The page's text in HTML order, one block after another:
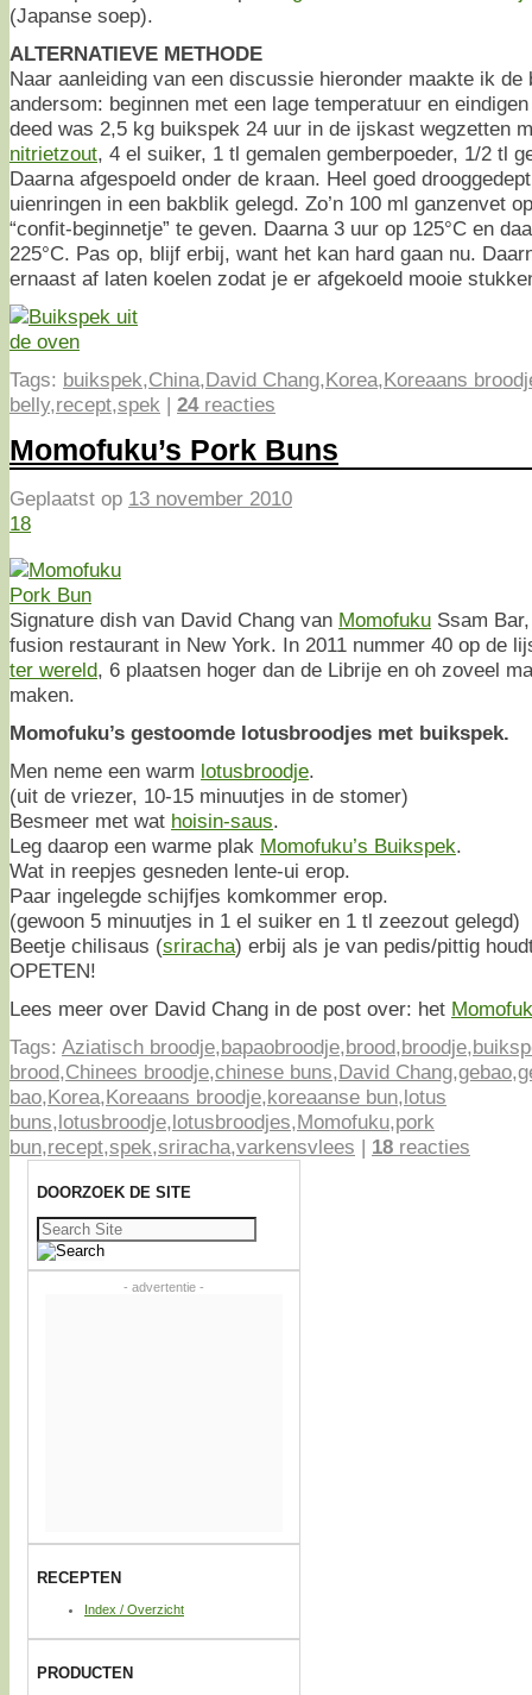
(Japanse soep).
ALTERNATIEVE METHODE
Naar aanleiding van een discussie hieronder maakte ik de
andersom: beginnen met een lage temperatuur en
deed was 2,5 kg buikspek 24 uur in de ijskast wegzetten
nitrietzout, 4 el suiker, 1 tl gemalen gemberpoeder, 1/2 tl
Daarna afgespoeld onder de kraan. Heel goed
uienringen in een bakblik gelegd. Zo’n 100 ml ganzenvet
“confit-beginnetje” te geven. Daarna 3 uur op 125°C en
225°C. Pas op, blijf erbij, want het kan hard gaan nu.
ernaast af laten koelen zodat je er afgekoeld mooie
Tags: buikspek,China,David Chang,Korea,Koreaans
belly,recept,spek | 24reacties
Momofuku’s Pork Buns
Geplaatst op 13 november 2010
18
Signature dish van David Chang van Momofuku Ssam
fusion restaurant in New York. In 2011 nummer 40 op de
ter wereld, 6 plaatsen hoger dan de Librije en oh zoveel
maken.
Momofuku’s gestoomde lotusbroodjes met buikspek.
Men neme een warm lotusbroodje.
(uit de vriezer, 10-15 minuutjes in de stomer)
Besmeer met wat hoisin-saus.
Leg daarop een warme plak Momofuku’s Buikspek.
Wat in reepjes gesneden lente-ui erop.
Paar ingelegde schijfjes komkommer erop.
(gewoon 5 minuutjes in 1 el suiker en 1 tl zeezout gelegd)
Beetje chilisaus (sriracha) erbij als je van pedis/pittig
OPETEN!
Lees meer over David Chang in de post over: het
Tags: Aziatisch broodje,bapaobroodje,brood,broodje,
brood,Chinees broodje,chinese buns,David Chang,gebao,
bao,Korea,Koreaans broodje,koreaanse bun,lotus
buns,lotusbroodje,lotusbroodjes,Momofuku,pork
bun,recept,spek,sriracha,varkensvlees | 18 reacties
DOORZOEK DE SITE
Zoeken
naar:
- advertentie -
RECEPTEN
Index / Overzicht
PRODUCTEN